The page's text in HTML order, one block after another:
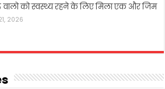
को स्वस्थ्य रहने के लिए मिला एक और जिम
2026